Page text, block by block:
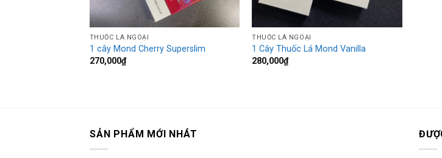
THUỐC LÁ NGOẠI
1 cây Mond Cherry Superslim
270,000₫
THUỐC LÁ NGOẠI
1 Cây Thuốc Lá Mond Vanilla
280,000₫
SẢN PHẨM MỚI NHÁT